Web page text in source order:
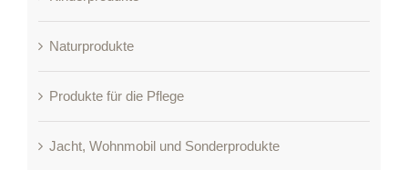
Naturprodukte
Produkte für die Pflege
Jacht, Wohnmobil und Sonderprodukte